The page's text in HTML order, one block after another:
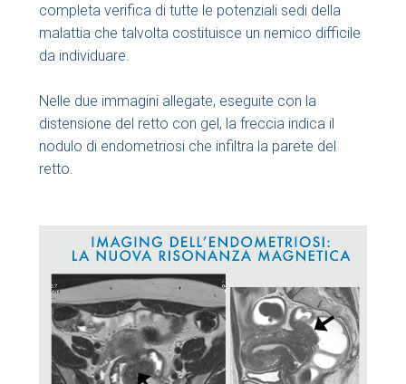
completa verifica di tutte le potenziali sedi della
malattia che talvolta costituisce un nemico difficile
da individuare.
Nelle due immagini allegate, eseguite con la
distensione del retto con gel, la freccia indica il
nodulo di endometriosi che infiltra la parete del
retto.